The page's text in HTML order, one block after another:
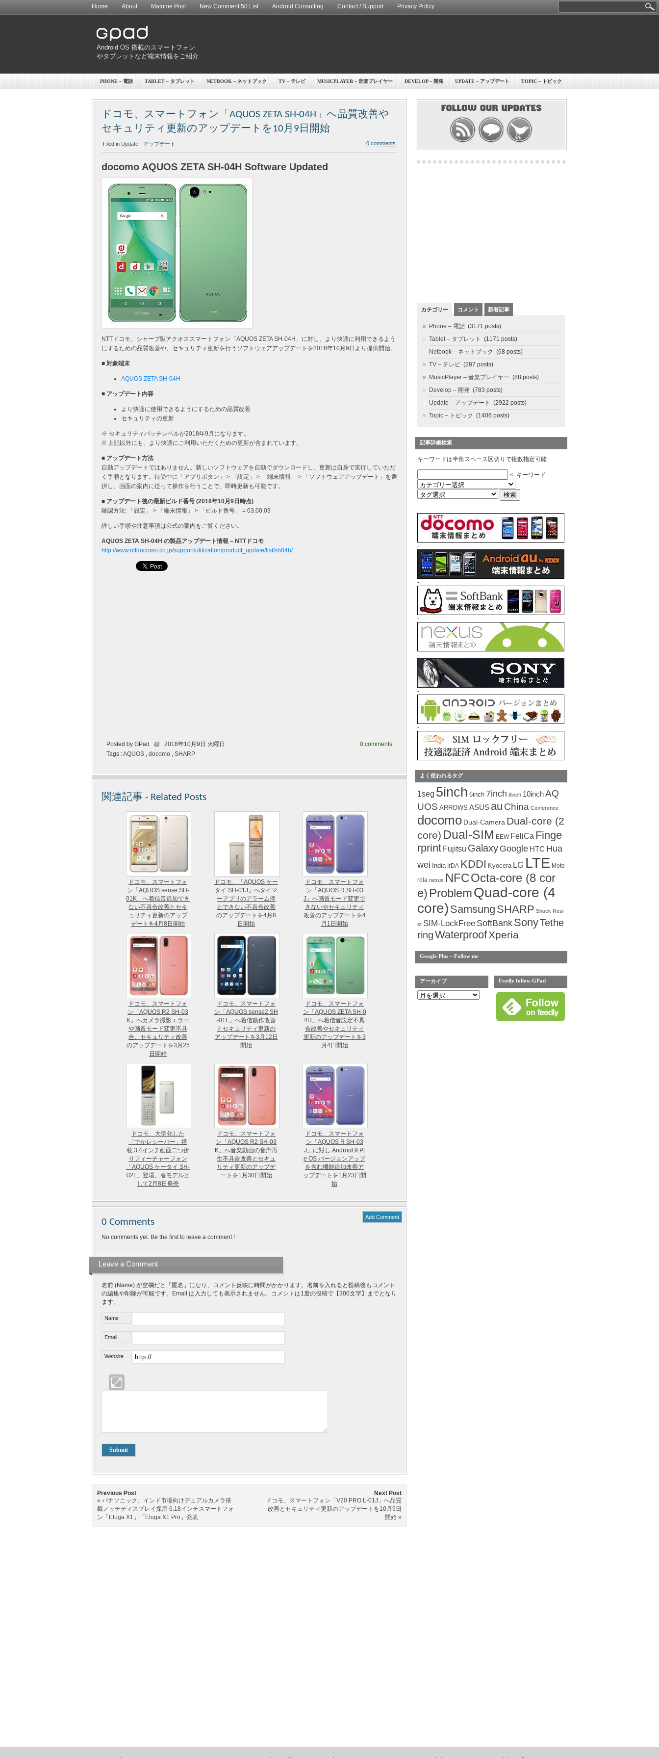
Home About Matome Post New Comment 50 List Android Consulting Contact / Support Privacy Policy
Android OS 搭載のスマートフォン
やタブレットなど端末情報をご紹介
PHONE – 電話 TABLET – タブレット NETBOOK – ネットブック TV – テレビ MUSICPLAYER – 音楽プレイヤー DEVELOP – 開発 UPDATE – アップデート TOPIC – トピック
ドコモ、スマートフォン「AQUOS ZETA SH-04H」へ品質改善や
セキュリティ更新のアップデートを10月9日開始
Filed in Update - アップデート 0 comments
docomo AQUOS ZETA SH-04H Software Updated
NTTドコモ、シャープ製アクオススマートフォン「AQUOS ZETA SH-04H」に対し、より快適に利用できるよう
にするための品質改善や、セキュリティ更新を行うソフトウェアアップデートを2018年10月9日より提供開始。
■ 対象端末
AQUOS ZETA SH-04H
■ アップデート内容
より快適に使用できるようにするための品質改善
セキュリティの更新
※ セキュリティパッチレベルが2018年9月になります。
※ 上記以外にも、より快適にご利用いただくための更新が含まれています。
■ アップデート方法
自動アップデートではありません。新しいソフトウェアを自動でダウンロードし、更新は自身で実行していただ
く手順となります。待受中に「アプリボタン」 > 「設定」 > 「端末情報」 > 「ソフトウェアアップデート」を選
択し、画面の案内に従って操作を行うことで、即時更新も可能です。
■ アップデート後の最新ビルド番号 (2018年10月9日時点)
確認方法: 「設定」 > 「端末情報」 > 「ビルド番号」 = 03.00.03
詳しい手順や注意事項は公式の案内をご覧ください。
AQUOS ZETA SH-04H の製品アップデート情報 – NTTドコモ
http://www.nttdocomo.co.jp/support/utilization/product_update/list/sh04h/
Posted by GPad @ 2018年10月9日 火曜日
0 comments
Tags :AQUOS , docomo , SHARP
関連記事 - Related Posts
ドコモ、スマートフォ
ン「AQUOS sense SH-
01K」へ着信音追加でき
ない不具合改善とセキ
ュリティ更新のアップ
デートを4月8日開始
ドコモ、「AQUOS ケー
タイ SH-01J」へタイマ
ーアプリのアラーム停
止できない不具合改善
のアップデートを4月8
日開始
ドコモ、スマートフォ
ン「AQUOS R SH-03
J」へ画質モード変更で
きないやセキュリティ
改善のアップデートを4
月1日開始
ドコモ、スマートフォ
ン「AQUOS R2 SH-03
K」へカメラ撮影エラー
や画質モード変更不具
合、セキュリティ改善
のアップデートを3月25
日開始
ドコモ、スマートフォ
ン「AQUOS sense2 SH
-01L」へ着信動作改善
とセキュリティ更新の
アップデートを3月12日
開始
ドコモ、スマートフォ
ン「AQUOS ZETA SH-0
4H」へ着信音設定不具
合改善やセキュリティ
更新のアップデートを3
月4日開始
ドコモ、大型化した
「でかレシーバー」搭
載 3.4インチ画面二つ折
りフィーチャーフォン
「AQUOS ケータイ SH-
02L」登場、春モデルと
して2月8日発売
ドコモ、スマートフォ
ン「AQUOS R2 SH-03
K」へ音楽動画の音声再
生不具合改善とセキュ
リティ更新のアップデ
ートを1月30日開始
ドコモ、スマートフォ
ン「AQUOS R SH-03
J」に対し Android 9 Pi
e OS バージョンアップ
を含む機能追加改善ア
ップデートを1月23日開
始
0 Comments Add Comment
No comments yet. Be the first to leave a comment !
Leave a Comment
名前 (Name) が空欄だと「匿名」になり、コメント反映に時間がかかります。名前を入れると投稿後もコメント
の編集や削除が可能です。Email は入力しても表示されません。コメントは1度の投稿で【300文字】までとなり
ます。
Name
Email
Website
Previous Post
« パナソニック、インド市場向けデュアルカメラ搭
載ノッチディスプレイ採用 6.18インチスマートフォ
ン「Eluga X1」「Eluga X1 Pro」発表
Next Post
ドコモ、スマートフォン「V20 PRO L-01J」へ品質
改善とセキュリティ更新のアップデートを10月9日
開始 »
カテゴリー コメント 新着記事
Phone – 電話 (3171 posts)
Tablet – タブレット
(1171 posts)
Netbook – ネットブック (68 posts)
TV – テレビ (287 posts)
MusicPlayer – 音楽プレイヤー (88 posts)
Develop – 開発 (783 posts)
Update – アップデート
(2922 posts)
Topic – トピック (1406 posts)
記事詳細検索
キーワードは半角スペース区切りで複数指定可能
<- キーワード
-
-
-
-
-
-
よく使われるタグ
1seg 5inch 6inch 7inch 8inch 10inchAQ
UOS ARROWS ASUS au China Conference
docomo Dual-Camera Dual-core (2
core) Dual-SIM EEW FeliCa Finge
rprint Fujitsu Galaxy Google HTC Hua
wei India IrDA KDDI Kyocera LG LTE Moto
rola nexus NFCOcta-core (8 cor
e) ProblemQuad-core (4
core) Samsung SHARP Shock Resi
st SIM-LockFree SoftBank SonyTethe
ringWaterproofXperia
Google Plus – Follow me
アーカイブ Feedly follow GPad